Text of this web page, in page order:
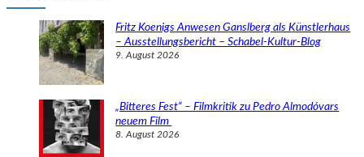
Fritz Koenigs Anwesen Ganslberg als Künstlerhaus
– Ausstellungsbericht – Schabel-Kultur-Blog
9. August 2026
„Bitteres Fest“ – Filmkritik zu Pedro Almodóvars
neuem Film
8. August 2026